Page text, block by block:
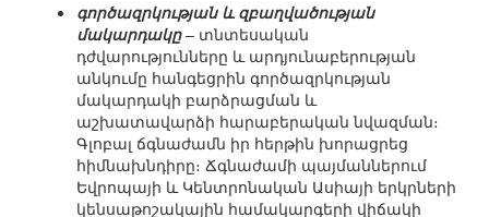
գործազրկության և զբաղվածության
մակարդակը– տնտեսական
դժվարությունները և արդյունաբերության
անկումը հանգեցրին գործազրկության
մակարդակի բարձրացման և
աշխատավարձի հարաբերական նվազման։
Գլոբալ ճգնաժամն իր հերթին խորացրեց
հիմնախնդիրը։ Ճգնաժամի պայմաններում
Եվրոպայի և Կենտրոնական Ասիայի երկրների
կենսաթոշակային համակարգերի վիճակի